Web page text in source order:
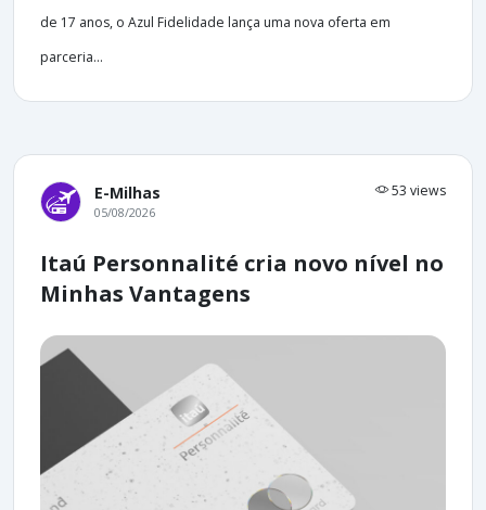
de 17 anos, o Azul Fidelidade lança uma nova oferta em
parceria...
E-Milhas 53 views
05/08/2026
Itaú Personnalité cria novo nível no
Minhas Vantagens